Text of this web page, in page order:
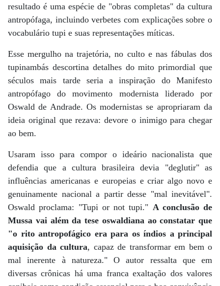
resultado é uma espécie de "obras completas" da cultura
antropófaga, incluindo verbetes com explicações sobre o
vocabulário tupi e suas representações míticas.
Esse mergulho na trajetória, no culto e nas fábulas dos
tupinambás descortina detalhes do mito primordial que
séculos mais tarde seria a inspiração do Manifesto
antropófago do movimento modernista liderado por
Oswald de Andrade. Os modernistas se apropriaram da
ideia original que rezava: devore o inimigo para chegar
ao bem.
Usaram isso para compor o ideário nacionalista que
defendia que a cultura brasileira devia "deglutir" as
influências americanas e europeias e criar algo novo e
genuinamente nacional a partir desse "mal inevitável".
Oswald proclama: "Tupi or not tupi." A conclusão de
Mussa vai além da tese oswaldiana ao constatar que
"o rito antropofágico era para os índios a principal
aquisição da cultura, capaz de transformar em bem o
mal inerente à natureza." O autor ressalta que em
diversas crônicas há uma franca exaltação dos valores